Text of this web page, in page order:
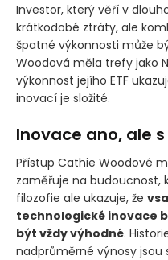
Investor, který věří v
krátkodobé ztráty, ale
špatné výkonnosti může
Woodová měla trefy jako
výkonnost jejího ETF
inovací je složité.
Inovace ano, ale
Přístup Cathie Woodové
zaměřuje na budoucnost,
filozofie ale ukazuje, že
technologické inovace
být vždy výhodné.
nadprůměrné výnosy jsou